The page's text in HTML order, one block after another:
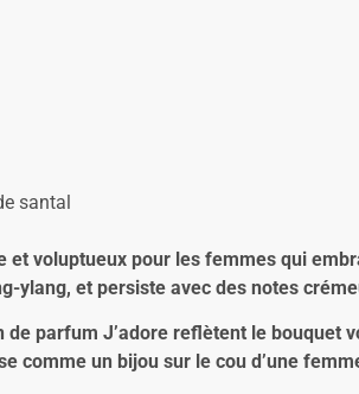
santal
et voluptueux pour les femmes qui
ylang, et persiste avec des notes
parfum J’adore reflètent le
comme un bijou sur le cou d’une